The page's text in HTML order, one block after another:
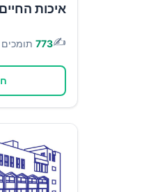
איכות
✍️
773 תומכים